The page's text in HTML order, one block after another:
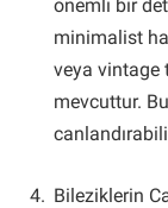
önemli bir
minimalist
veya vintage
mevcuttur.
Bileziklerin